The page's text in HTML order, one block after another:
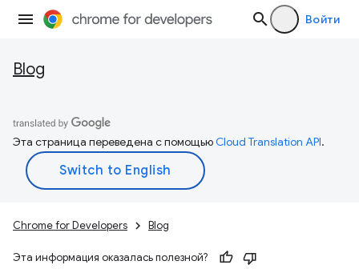
Войти
Blog
Эта страница переведена с помощьюCloud Translation API.
Chrome for Developers Blog
Эта информация оказалась полезной?